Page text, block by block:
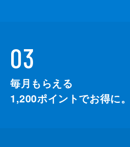
03
毎月もらえる
1,200ポイントでお得に。